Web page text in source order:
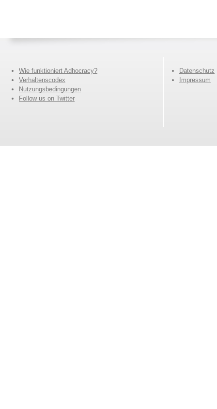
Wie funktioniert Adhocracy?
Verhaltenscodex
Nutzungsbedingungen
Follow us on Twitter
Datenschutz
Impressum